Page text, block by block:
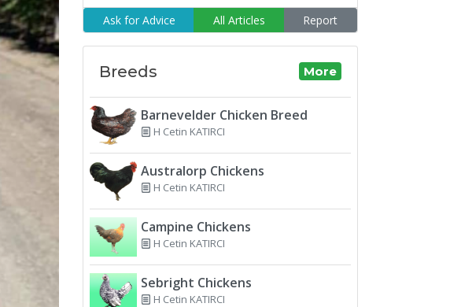
Ask for Advice All Articles Report
Breeds More
Barnevelder Chicken Breed
H Cetin KATIRCI
Australorp Chickens
H Cetin KATIRCI
Campine Chickens
H Cetin KATIRCI
Sebright Chickens
H Cetin KATIRCI